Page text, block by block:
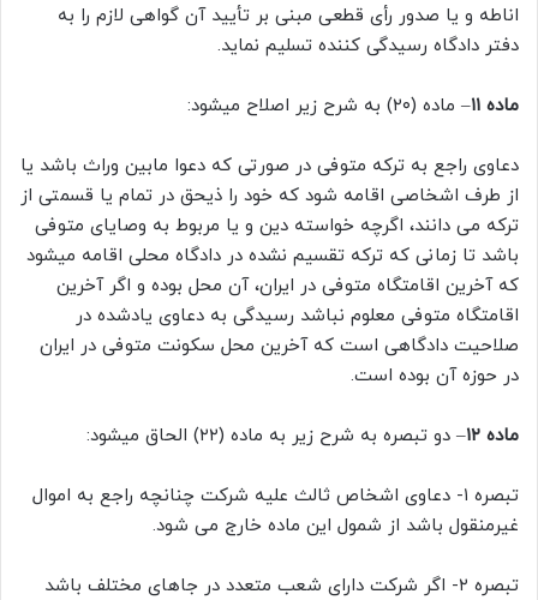
اناطه و یا صدور رأی قطعی مبنی بر تأیید آن گواهی لازم را به
دفتر دادگاه رسیدگی کننده تسلیم نماید.
ماده ۱۱ – ماده (۲۰) به شرح زیر اصلاح میشود:
دعاوی راجع به ترکه متوفی در صورتی که دعوا مابین وراث باشد یا
از طرف اشخاصی اقامه شود که خود را ذیحق در تمام یا قسمتی از
ترکه می دانند، اگرچه خواسته دین و یا مربوط به وصایای متوفی
باشد تا زمانی که ترکه تقسیم نشده در دادگاه محلی اقامه میشود
که آخرین اقامتگاه متوفی در ایران، آن محل بوده و اگر آخرین
اقامتگاه متوفی معلوم نباشد رسیدگی به دعاوی یادشده در
صلاحیت دادگاهی است که آخرین محل سکونت متوفی در ایران
در حوزه آن بوده است.
ماده ۱۲ – دو تبصره به شرح زیر به ماده (۲۲) الحاق میشود:
تبصره ۱- دعاوی اشخاص ثالث علیه شرکت چنانچه راجع به اموال
غیرمنقول باشد از شمول این ماده خارج می شود.
تبصره ۲- اگر شرکت دارای شعب متعدد در جاهای مختلف باشد